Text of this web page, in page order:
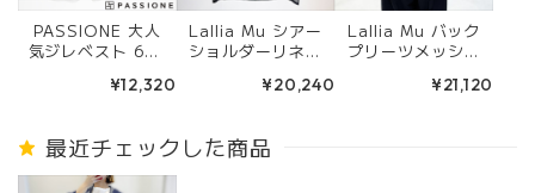
PASSIONE 大人
気ジレベスト 626
ラック)¥12,320
Lallia Mu シアー
ショルダーリネン
2270 Off/BlAC
¥20,240
Lallia Mu バック
プリーツメッシュ
(Off/pale gree
¥21,120
最近チェックした商品